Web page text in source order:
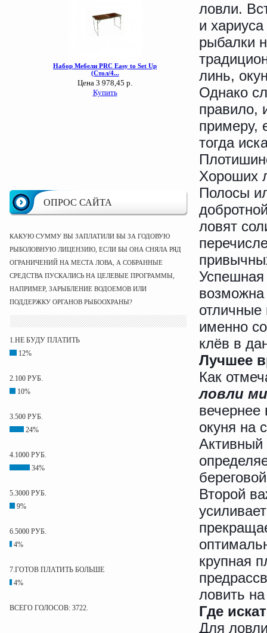
ОПРОС САЙТА
КАКУЮ СУММУ ВЫ ЗАПЛАТИЛИ БЫ ЗА ГОДОВУЮ
РЫБОЛОВНУЮ ЛИЦЕНЗИЮ, ЕСЛИ БЫ ОНА СНЯЛА РЯД
ОГРАНИЧЕНИЙ НА МЕСТА ЛОВА, А СОБРАННЫЕ
СРЕДСТВА ПУСКАЛИСЬ НА ЦЕЛЕВЫЕ ПРОГРАММЫ,
НАПРИМЕР, ЗАРЫБЛЕНИЕ ВОДОЕМОВ ИЛИ
ПОДДЕРЖКУ ОРГАНОВ РЫБООХРАНЫ?
1.НЕ БУДУ ПЛАТИТЬ
12%
2.100 РУБ.
10%
3.500 РУБ.
24%
4.1000 РУБ.
34%
5.3000 РУБ.
9%
6.5000 РУБ.
4%
7.ГОТОВ ПЛАТИТЬ БОЛЬШЕ
4%
ВСЕГО ГОЛОСОВ: 3722.
ловли.
и
рыбалки
линь,
Однако
правило,
примеру,
тогда
Хороших
Полосы
ловят
возможна
отличные
именно
клёв в
Лучшее
Как
ловли
окуня на
Второй
крупная
ловить
Где
Для